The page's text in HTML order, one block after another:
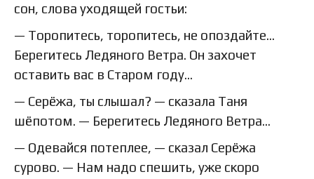
сон, слова уходящей гостьи:
— Торопитесь, торопитесь, не опоздайте…
Берегитесь Ледяного Ветра. Он захочет
оставить вас в Старом году…
— Серёжа, ты слышал? — сказала Таня
шёпотом. — Берегитесь Ледяного Ветра…
— Одевайся потеплее, — сказал Серёжа
сурово. — Нам надо спешить, уже скоро